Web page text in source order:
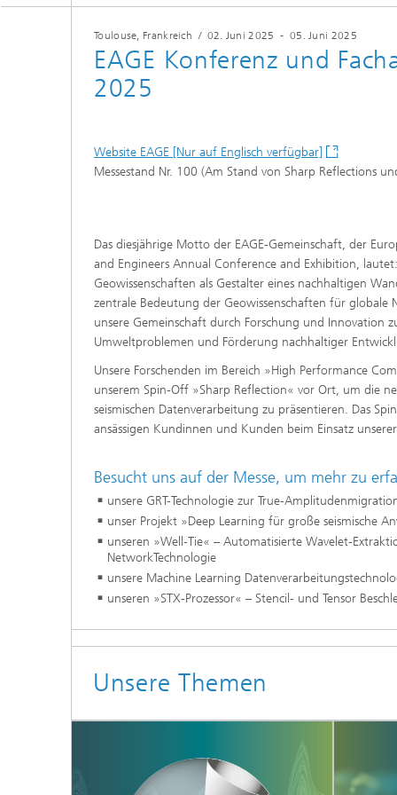
Produktion
KI-Lösungen für Digitalisierung und
Nachhaltigkeit
Quantencomputing in der
Bildverarbeitung
®
und Computing«
Business Analytics und
Anomaliedetektion
Finanz- und
Versicherungsmathematik
®
»Analytics und Computing«
Investmentmanagement und -
Datenanalyse und Künstliche
Intelligenz
Skalierbare parallele
Programmierung
3D
Toulouse, Frankreich / 02. Juni 2025 - 05. Juni 2025
EAGE Konferenz und
2025
Website EAGE [Nur auf Englisch verfügbar]
Messestand Nr. 100 (Am Stand von Sharp Reflections
Das diesjährige Motto der EAGE-Gemeinschaft, der
and Engineers Annual Conference and Exhibition,
Geowissenschaften als Gestalter eines nachhaltigen
zentrale Bedeutung der Geowissenschaften für globale
unsere Gemeinschaft durch Forschung und Innovation
Umweltproblemen und Förderung nachhaltiger
Unsere Forschenden im Bereich »High Performance
unserem Spin-Off »Sharp Reflection« vor Ort, um die
seismischen Datenverarbeitung zu präsentieren. Das
ansässigen Kundinnen und Kunden beim Einsatz
Besucht uns auf der Messe, um mehr zu
unsere GRT-Technologie zur True-
unser Projekt »Deep Learning für große seismische
unseren »Well-Tie« – Automatisierte Wavelet-
NetworkTechnologie
unsere Machine Learning
unseren »STX-Prozessor« – Stencil- und Tensor
Unsere Themen